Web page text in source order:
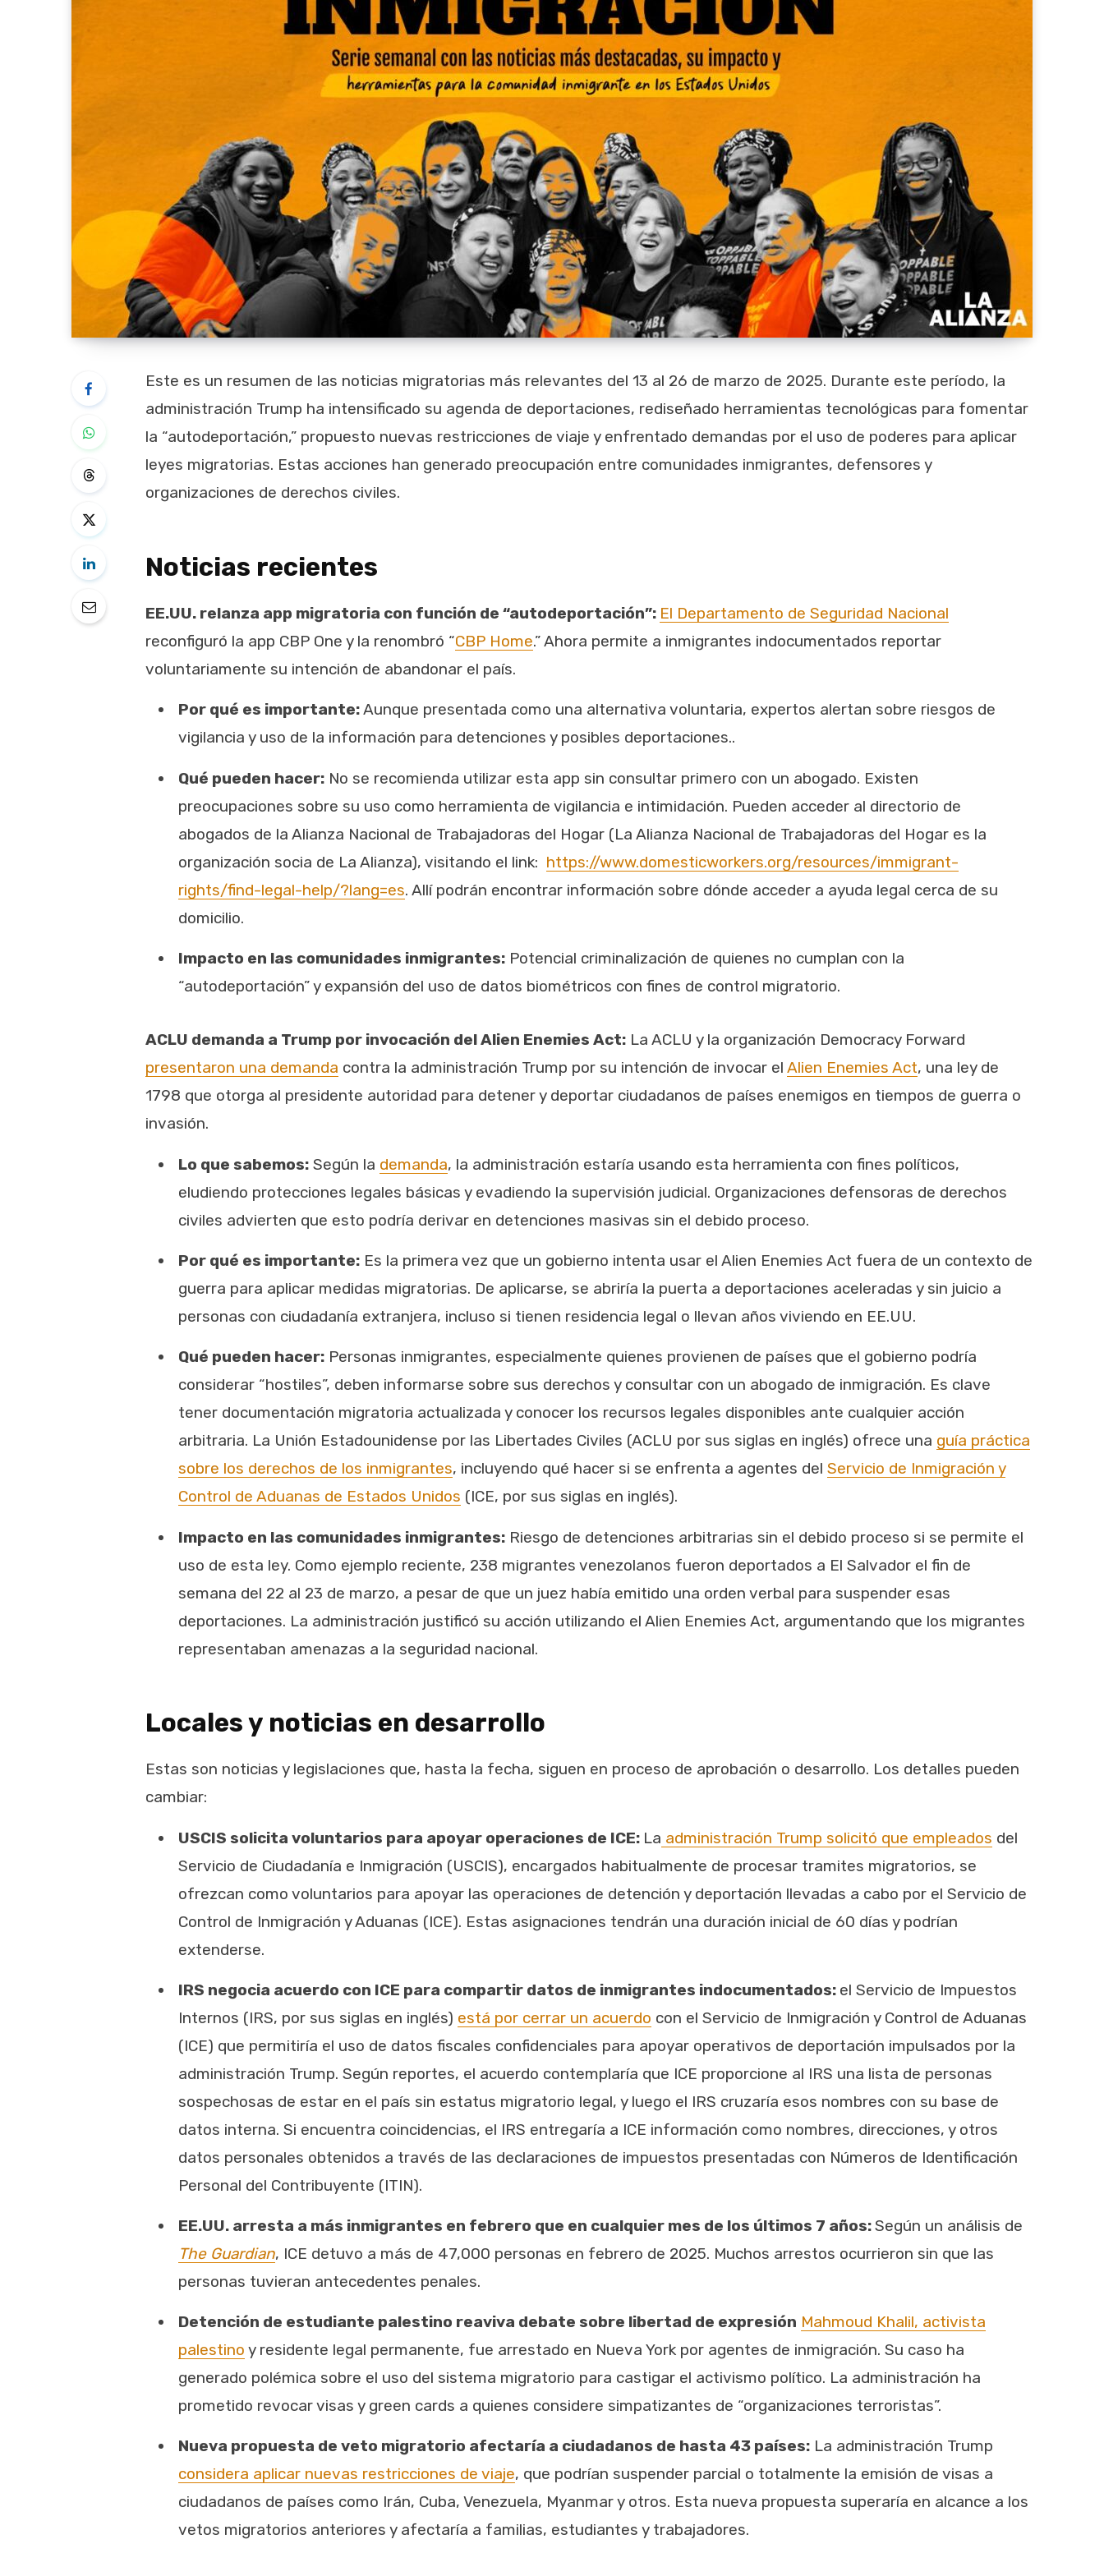
Este es un resumen de las noticias migratorias más relevantes del 13 al 26 de marzo de 2025. Durante este período, la
administración Trump ha intensificado su agenda de deportaciones, rediseñado herramientas tecnológicas para fomentar
la “autodeportación,” propuesto nuevas restricciones de viaje y enfrentado demandas por el uso de poderes para aplicar
leyes migratorias. Estas acciones han generado preocupación entre comunidades inmigrantes, defensores y
organizaciones de derechos civiles.
Noticias recientes
EE.UU. relanza app migratoria con función de “autodeportación”: El Departamento de Seguridad Nacional
reconfiguró la app CBP One y la renombró “CBP Home.” Ahora permite a inmigrantes indocumentados reportar
voluntariamente su intención de abandonar el país.
Por qué es importante:Aunque presentada como una alternativa voluntaria, expertos alertan sobre riesgos de
vigilancia y uso de la información para detenciones y posibles deportaciones..
Qué pueden hacer: No se recomienda utilizar esta app sin consultar primero con un abogado. Existen
preocupaciones sobre su uso como herramienta de vigilancia e intimidación. Pueden acceder al directorio de
abogados de la Alianza Nacional de Trabajadoras del Hogar (La Alianza Nacional de Trabajadoras del Hogar es la
organización socia de La Alianza), visitando el link: https://www.domesticworkers.org/resources/immigrant-
rights/find-legal-help/?lang=es. Allí podrán encontrar información sobre dónde acceder a ayuda legal cerca de su
domicilio.
Impacto en las comunidades inmigrantes: Potencial criminalización de quienes no cumplan con la
“autodeportación” y expansión del uso de datos biométricos con fines de control migratorio.
ACLU demanda a Trump por invocación del Alien Enemies Act: La ACLU y la organización Democracy Forward
presentaron una demanda contra la administración Trump por su intención de invocar el Alien Enemies Act, una ley de
1798 que otorga al presidente autoridad para detener y deportar ciudadanos de países enemigos en tiempos de guerra o
invasión.
Lo que sabemos: Según la demanda, la administración estaría usando esta herramienta con fines políticos,
eludiendo protecciones legales básicas y evadiendo la supervisión judicial. Organizaciones defensoras de derechos
civiles advierten que esto podría derivar en detenciones masivas sin el debido proceso.
Por qué es importante: Es la primera vez que un gobierno intenta usar el Alien Enemies Act fuera de un contexto de
guerra para aplicar medidas migratorias. De aplicarse, se abriría la puerta a deportaciones aceleradas y sin juicio a
personas con ciudadanía extranjera, incluso si tienen residencia legal o llevan años viviendo en EE.UU.
Qué pueden hacer: Personas inmigrantes, especialmente quienes provienen de países que el gobierno podría
considerar “hostiles”, deben informarse sobre sus derechos y consultar con un abogado de inmigración. Es clave
tener documentación migratoria actualizada y conocer los recursos legales disponibles ante cualquier acción
arbitraria. La Unión Estadounidense por las Libertades Civiles (ACLU por sus siglas en inglés) ofrece una guía práctica
sobre los derechos de los inmigrantes, incluyendo qué hacer si se enfrenta a agentes del Servicio de Inmigración y
Control de Aduanas de Estados Unidos (ICE, por sus siglas en inglés).
Impacto en las comunidades inmigrantes: Riesgo de detenciones arbitrarias sin el debido proceso si se permite el
uso de esta ley. Como ejemplo reciente, 238 migrantes venezolanos fueron deportados a El Salvador el fin de
semana del 22 al 23 de marzo, a pesar de que un juez había emitido una orden verbal para suspender esas
deportaciones. La administración justificó su acción utilizando el Alien Enemies Act, argumentando que los migrantes
representaban amenazas a la seguridad nacional.
Locales y noticias en desarrollo
Estas son noticias y legislaciones que, hasta la fecha, siguen en proceso de aprobación o desarrollo. Los detalles pueden
cambiar:
USCIS solicita voluntarios para apoyar operaciones de ICE: La administración Trump solicitó que empleados del
Servicio de Ciudadanía e Inmigración (USCIS), encargados habitualmente de procesar tramites migratorios, se
ofrezcan como voluntarios para apoyar las operaciones de detención y deportación llevadas a cabo por el Servicio de
Control de Inmigración y Aduanas (ICE). Estas asignaciones tendrán una duración inicial de 60 días y podrían
extenderse.
IRS negocia acuerdo con ICE para compartir datos de inmigrantes indocumentados: el Servicio de Impuestos
Internos (IRS, por sus siglas en inglés) está por cerrar un acuerdo con el Servicio de Inmigración y Control de Aduanas
(ICE) que permitiría el uso de datos fiscales confidenciales para apoyar operativos de deportación impulsados por la
administración Trump. Según reportes, el acuerdo contemplaría que ICE proporcione al IRS una lista de personas
sospechosas de estar en el país sin estatus migratorio legal, y luego el IRS cruzaría esos nombres con su base de
datos interna. Si encuentra coincidencias, el IRS entregaría a ICE información como nombres, direcciones, y otros
datos personales obtenidos a través de las declaraciones de impuestos presentadas con Números de Identificación
Personal del Contribuyente (ITIN).
EE.UU. arresta a más inmigrantes en febrero que en cualquier mes de los últimos 7 años:Según un análisis de
The Guardian, ICE detuvo a más de 47,000 personas en febrero de 2025. Muchos arrestos ocurrieron sin que las
personas tuvieran antecedentes penales.
Detención de estudiante palestino reaviva debate sobre libertad de expresión Mahmoud Khalil, activista
palestino y residente legal permanente, fue arrestado en Nueva York por agentes de inmigración. Su caso ha
generado polémica sobre el uso del sistema migratorio para castigar el activismo político. La administración ha
prometido revocar visas y green cards a quienes considere simpatizantes de “organizaciones terroristas”.
Nueva propuesta de veto migratorio afectaría a ciudadanos de hasta 43 países: La administración Trump
considera aplicar nuevas restricciones de viaje, que podrían suspender parcial o totalmente la emisión de visas a
ciudadanos de países como Irán, Cuba, Venezuela, Myanmar y otros. Esta nueva propuesta superaría en alcance a los
vetos migratorios anteriores y afectaría a familias, estudiantes y trabajadores.